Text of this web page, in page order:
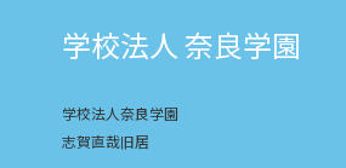
学校法人 奈良学園
学校法人奈良学園
志賀直哉旧居